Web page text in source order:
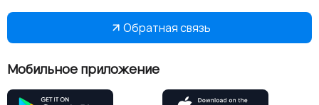
Обратная связь
Мобильное приложение